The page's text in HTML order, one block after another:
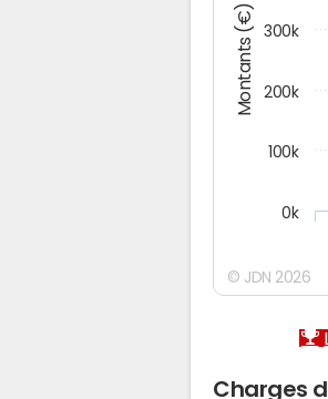
Montants (€)
0k
100k
200k
300k
© JDN 2026
Charges